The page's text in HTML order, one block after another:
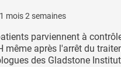
1 mois 2 semaines
parviennent à
même après l'arrêt du
des Gladstone